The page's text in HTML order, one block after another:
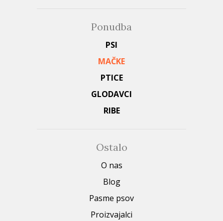
Ponudba
PSI
MAČKE
PTICE
GLODAVCI
RIBE
Ostalo
O nas
Blog
Pasme psov
Proizvajalci